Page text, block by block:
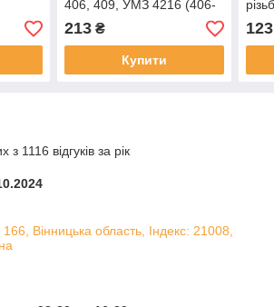
406, 409, УМЗ 4216 (406-
3847050) (Watt)
213₴
Купити
123
з 1116 відгуків за рік
Вінницька область, Індекс: 21008,